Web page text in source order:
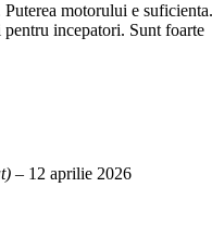
motorului e suficienta.
incepatori. Sunt foarte
– 12 aprilie 2026